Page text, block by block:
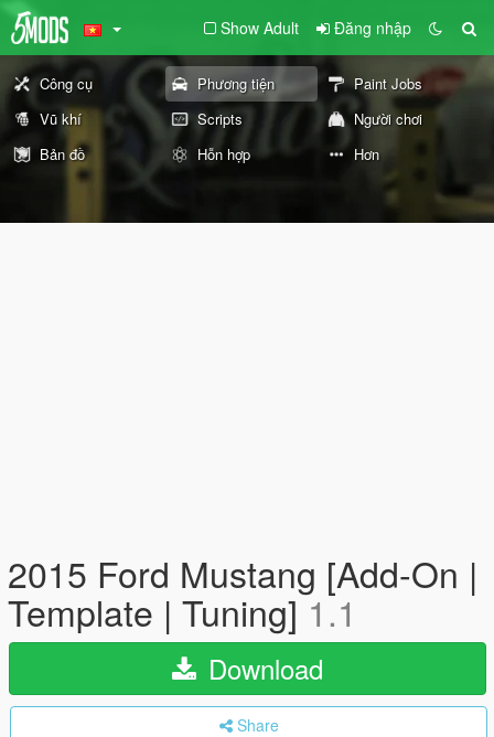
Show Adult Đăng nhập
Công cụ Phương tiện
Paint Jobs
Vũ khí
Scripts
Người chơi
Bản đồ
Hỗn hợp Hơn
2015 Ford Mustang [Add-On |
Template | Tuning]1.1
Download
Share